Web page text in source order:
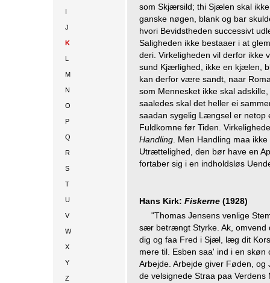
I
J
K
L
M
N
O
P
Q
R
S
T
U
V
W
X
Y
Z
som Skjærsild; thi Sjælen skal
ganske nøgen, blank og bar
hvori Bevidstheden successivt
Saligheden ikke bestaaer i at
deri. Virkeligheden vil derfor
sund Kjærlighed, ikke en kjælen,
kan derfor være sandt, naar
som Mennesket ikke skal
saaledes skal det heller ei
saadan sygelig Længsel er netop
Fuldkomne før Tiden.
Handling. Men Handling maa
Utrættelighed, den bør have en
fortaber sig i en indholdsløs
Hans Kirk: Fiskerne(1928)
"Thomas Jensens venlige
sær betrængt Styrke. Ak, omvend
dig og faa Fred i Sjæl, læg dit
mere til. Esben saa' ind i en
Arbejde. Arbejde giver Føden,
de velsignede Straa paa Verdens